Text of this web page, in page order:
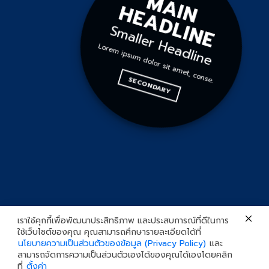
M
A
I
N H
E
A
D
L
I
N
E
Smaller Headline
Lorem ipsum dolor sit amet, conse.
SECONDARY
เราใช้คุกกี้เพื่อพัฒนาประสิทธิภาพ และประสบการณ์ที่ดีในการ
ใช้เว็บไซต์ของคุณ คุณสามารถศึกษารายละเอียดได้ที่
นโยบายความเป็นส่วนตัวของข้อมูล (Privacy Policy) และ
สามารถจัดการความเป็นส่วนตัวเองได้ของคุณได้เองโดยคลิก
ที่ ตั้งค่า